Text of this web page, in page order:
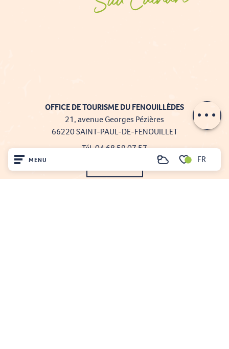
MENU
Voir les favoris
RechercheFR
OFFICE DE TOURISME DU FENOUILLÈDES
21, avenue Georges Pézières
66220 SAINT-PAUL-DE-FENOUILLET
Tél. 04 68 59 07 57